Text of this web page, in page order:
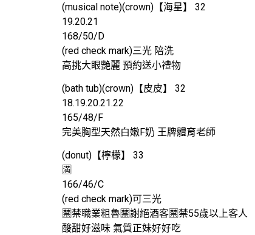
(musical note)(crown)【海星】 32
19.20.21
168/50/D
(red check mark)三光 陪洗
高挑大眼艷麗 預約送小禮物
(bath tub)(crown)【皮皮】 32
18.19.20.21.22
165/48/F
完美胸型天然白嫩F奶 王牌體育老師
(donut)【檸檬】 33
🈵
166/46/C
(red check mark)可三光
🈲️禁職業粗魯🈲️謝絕酒客🈲️禁55歲以上客人
酸甜好滋味 氣質正妹好好吃